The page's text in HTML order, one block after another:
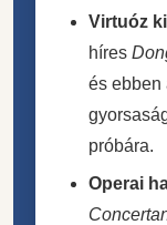
Virtuóz
híres
és ebben
próbára.
Operai